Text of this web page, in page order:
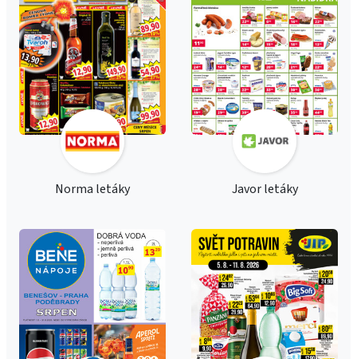
Norma letáky Javor letáky